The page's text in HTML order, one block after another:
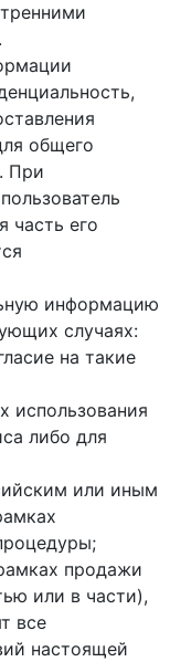
общего
При
часть его
информацию
случаях:
на такие
использования
либо для
или иным
продажи
или в части),
все
настоящей